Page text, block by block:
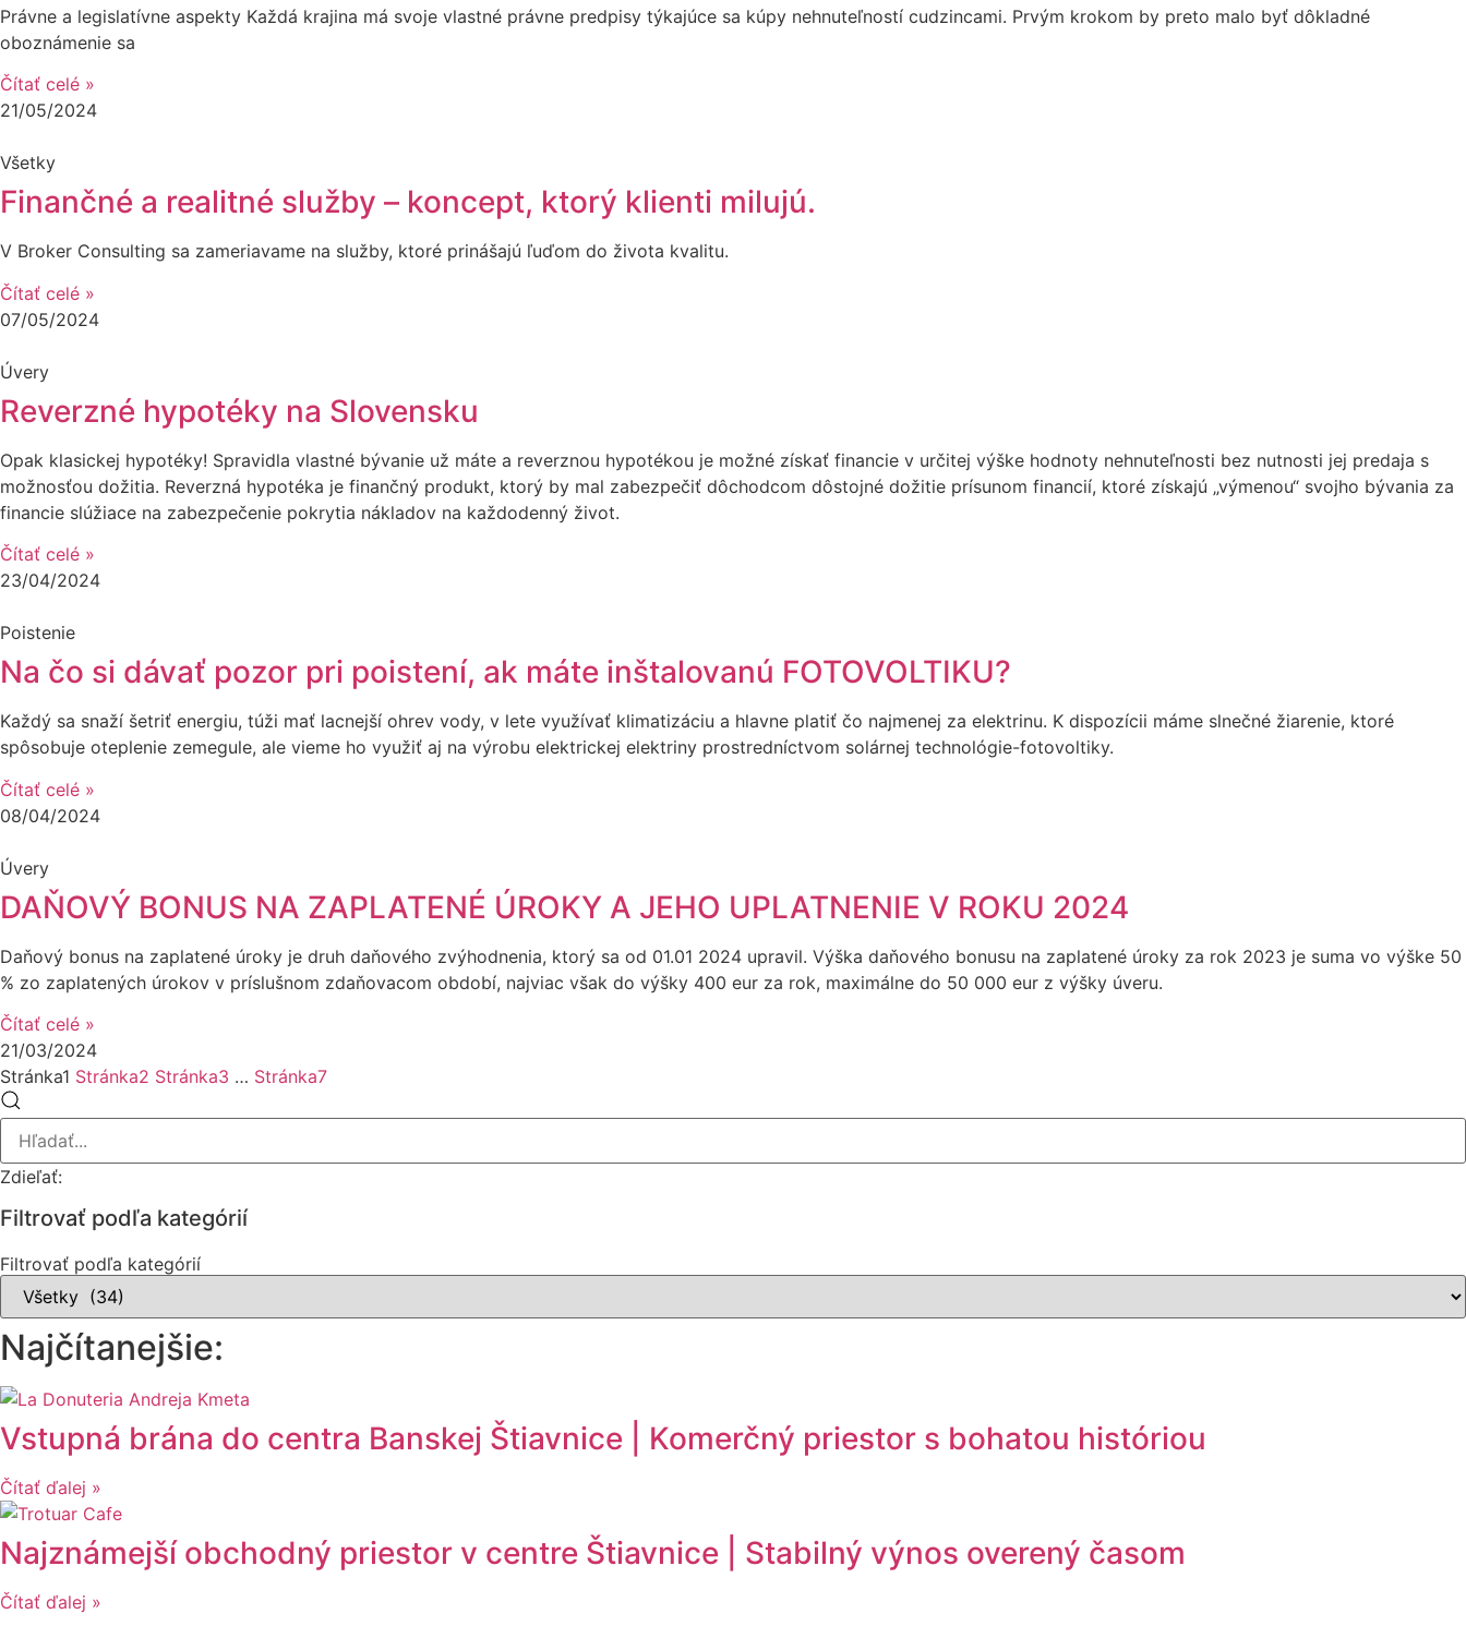
Právne a legislatívne aspekty Každá krajina má svoje vlastné právne predpisy týkajúce sa kúpy nehnuteľností cudzincami. Prvým krokom by preto malo byť dôkladné
oboznámenie sa
Čítať celé »
21/05/2024
Všetky
Finančné a realitné služby – koncept, ktorý klienti milujú.
V Broker Consulting sa zameriavame na služby, ktoré prinášajú ľuďom do života kvalitu.
Čítať celé »
07/05/2024
Úvery
Reverzné hypotéky na Slovensku
Opak klasickej hypotéky! Spravidla vlastné bývanie už máte a reverznou hypotékou je možné získať financie v určitej výške hodnoty nehnuteľnosti bez nutnosti jej predaja s
možnosťou dožitia. Reverzná hypotéka je finančný produkt, ktorý by mal zabezpečiť dôchodcom dôstojné dožitie prísunom financií, ktoré získajú „výmenou“ svojho bývania za
financie slúžiace na zabezpečenie pokrytia nákladov na každodenný život.
Čítať celé »
23/04/2024
Poistenie
Na čo si dávať pozor pri poistení, ak máte inštalovanú FOTOVOLTIKU?
Každý sa snaží šetriť energiu, túži mať lacnejší ohrev vody, v lete využívať klimatizáciu a hlavne platiť čo najmenej za elektrinu. K dispozícii máme slnečné žiarenie, ktoré
spôsobuje oteplenie zemegule, ale vieme ho využiť aj na výrobu elektrickej elektriny prostredníctvom solárnej technológie-fotovoltiky.
Čítať celé »
08/04/2024
Úvery
DAŇOVÝ BONUS NA ZAPLATENÉ ÚROKY A JEHO UPLATNENIE V ROKU 2024
Daňový bonus na zaplatené úroky je druh daňového zvýhodnenia, ktorý sa od 01.01 2024 upravil. Výška daňového bonusu na zaplatené úroky za rok 2023 je suma vo výške 50
% zo zaplatených úrokov v príslušnom zdaňovacom období, najviac však do výšky 400 eur za rok, maximálne do 50 000 eur z výšky úveru.
Čítať celé »
21/03/2024
Stránka1 Stránka2 Stránka3 … Stránka7
Zdieľať:
Filtrovať podľa kategórií
Filtrovať podľa kategórií
Najčítanejšie:
Vstupná brána do centra Banskej Štiavnice | Komerčný priestor s bohatou históriou
Čítať ďalej »
Najznámejší obchodný priestor v centre Štiavnice | Stabilný výnos overený časom
Čítať ďalej »